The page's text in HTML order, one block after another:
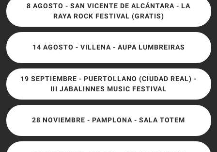
8 AGOSTO - SAN VICENTE DE ALCÁNTARA - LA
RAYA ROCK FESTIVAL (GRATIS)
14 AGOSTO - VILLENA - AUPA LUMBREIRAS
19 SEPTIEMBRE - PUERTOLLANO (CIUDAD REAL) -
III JABALINNES MUSIC FESTIVAL
28 NOVIEMBRE - PAMPLONA - SALA TOTEM